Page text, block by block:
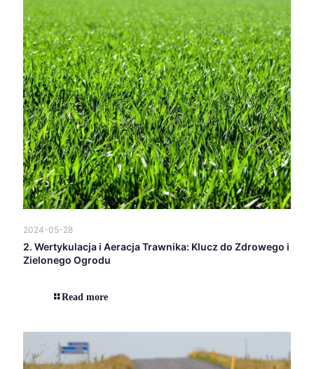
2024-05-28
2. Wertykulacja i Aeracja Trawnika: Klucz do Zdrowego i
Zielonego Ogrodu
Read more